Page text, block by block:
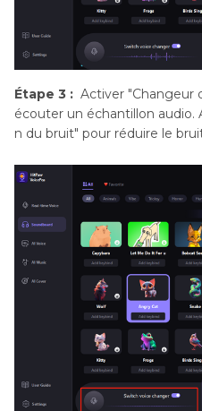
Étape 3 : Activer "Changeur
écouter un échantillon
n du bruit" pour réduire le